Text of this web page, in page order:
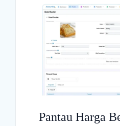
Pantau Harga